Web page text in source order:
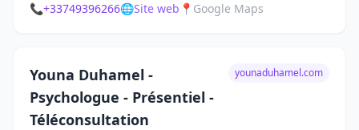
📞+33749396266🌐Site web 📍 Google Maps
Youna Duhamel -
Psychologue - Présentiel -
Téléconsultation
younaduhamel.com